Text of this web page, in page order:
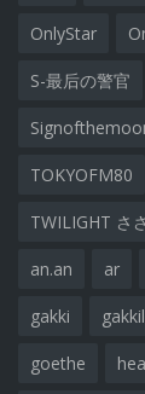
OnlyStar
S-最后の警官
TOKYOFM80
TWILIGHT さ
an.an ar
gakki
goethe